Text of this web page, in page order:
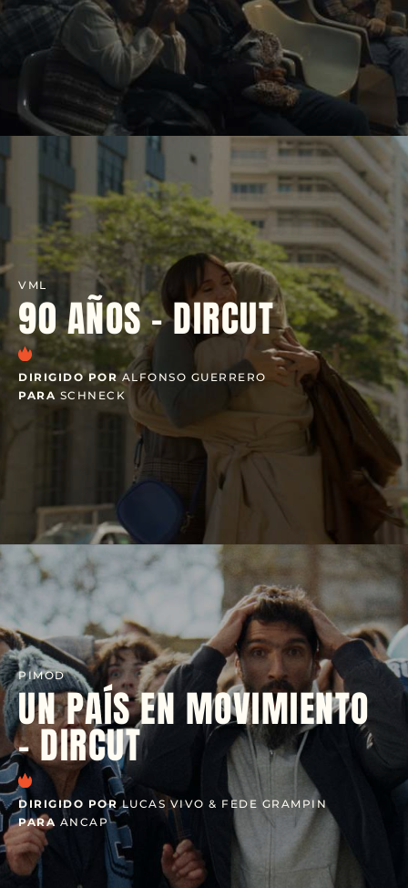
VML
90 AÑOS - DIRCUT
DIRIGIDO PORALFONSO GUERRERO
PARA SCHNECK
PIMOD
UN PAÍS EN MOVIMIENTO
- DIRCUT
DIRIGIDO PORLUCAS VIVO & FEDE GRAMPIN
PARA ANCAP